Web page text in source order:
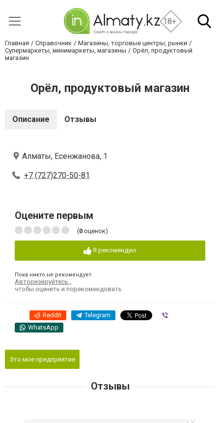
18+
Главная Справочник
Магазины, торговые центры, рынки
Супермаркеты, минимаркеты, магазины
Орёл, продуктовый
магазин
Орёл, продуктовый магазин
Описание Отзывы
Алматы, Есенжанова, 1
+7 (727)270-50-81
Оцените первым
(0 оценок)
Я рекомендую
Пока никто не рекомендует
Авторизируйтесь
чтобы оценить и порекомендовать
Reddit Telegram
WhatsApp
Это мое предприятие
Отзывы